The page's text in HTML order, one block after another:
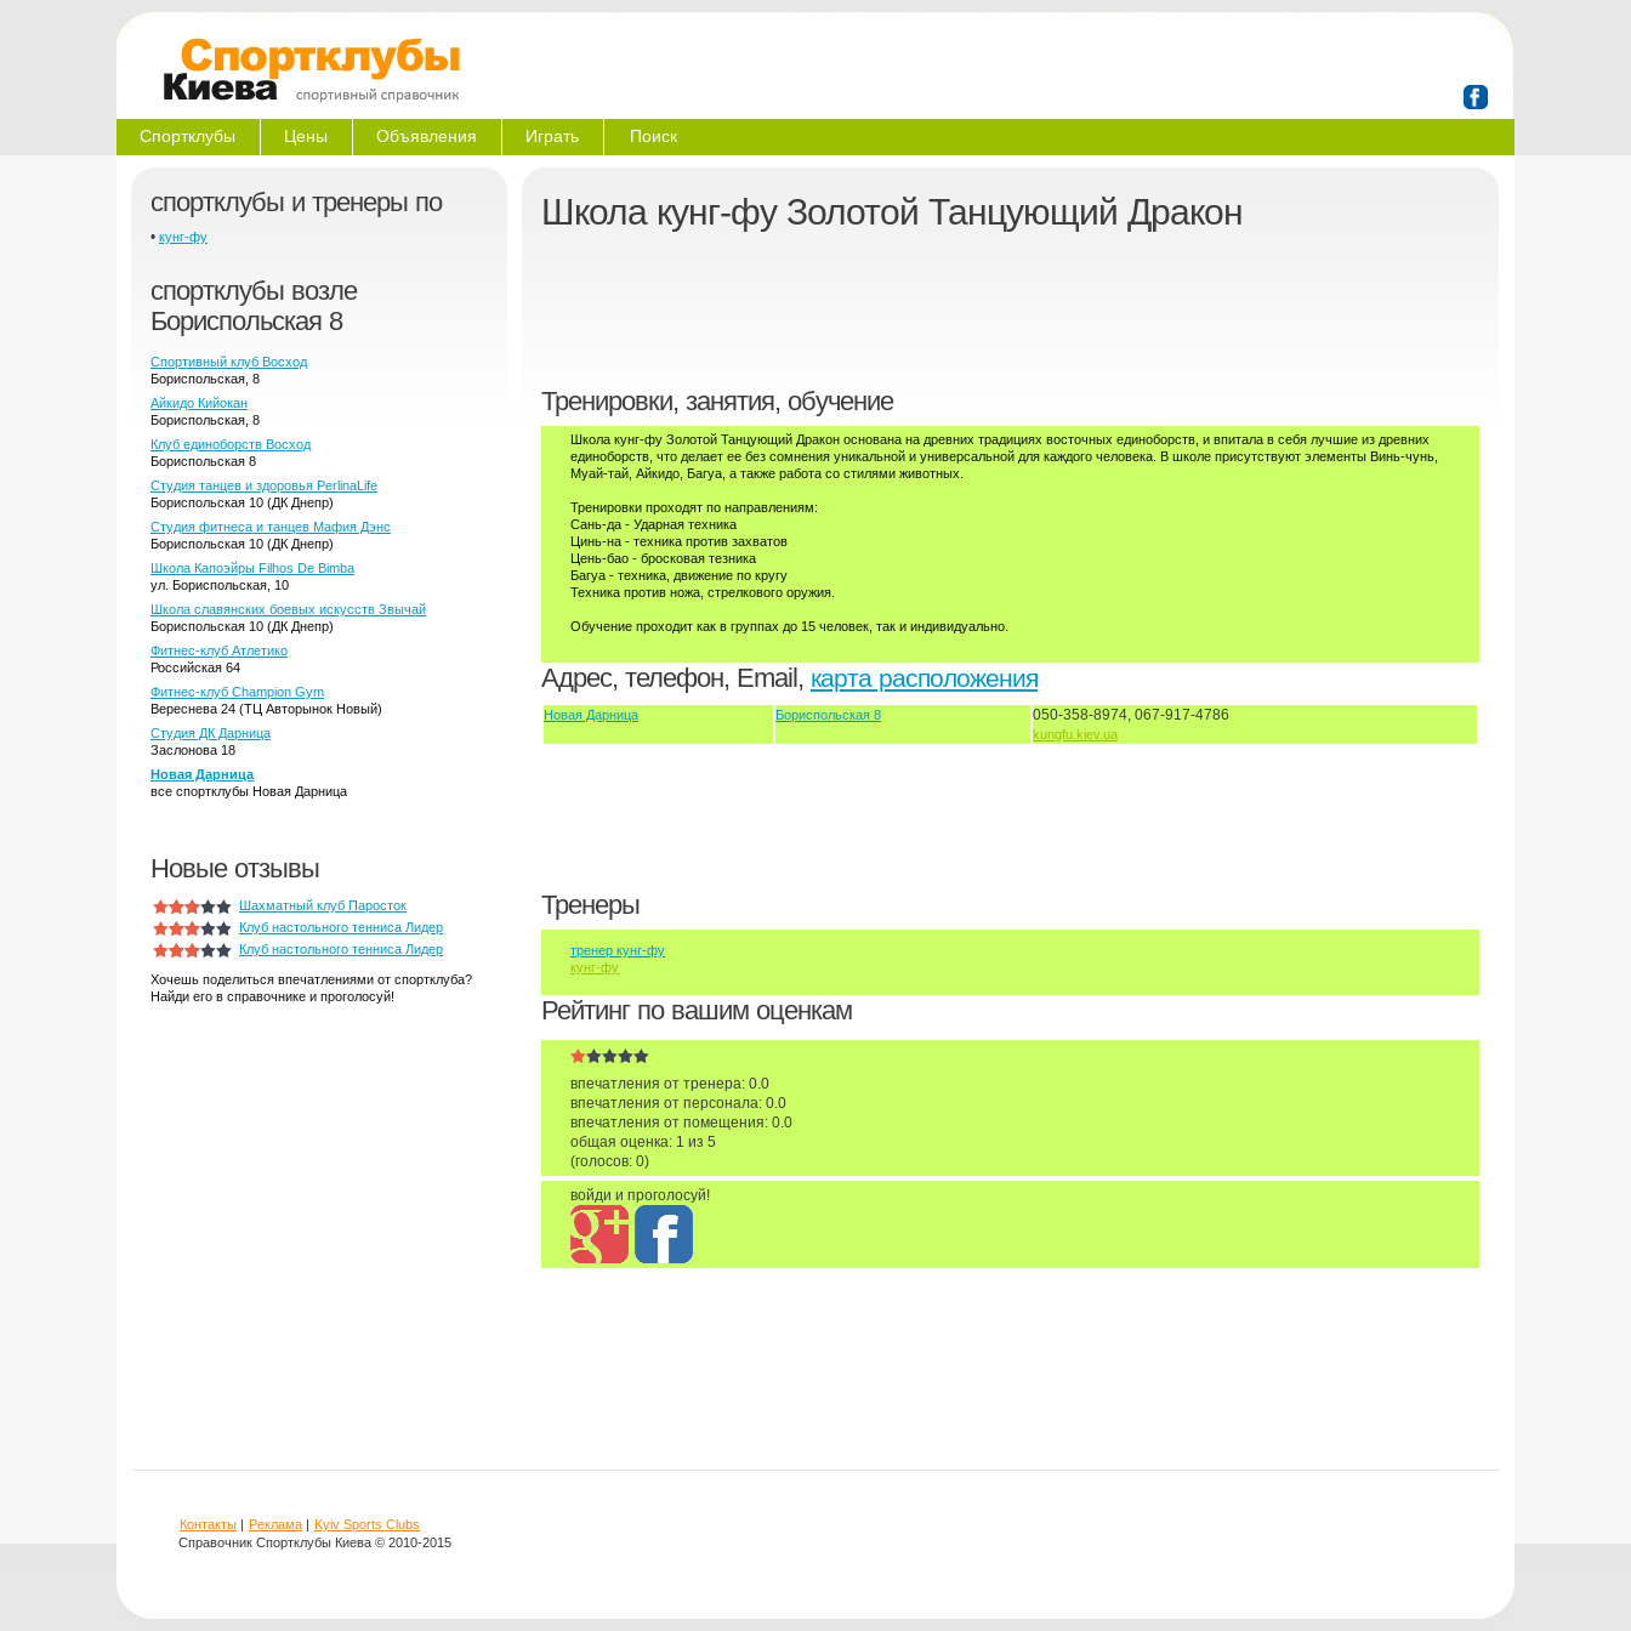
Спортклубы Цены Объявления Играть Поиск
спортклубы и тренеры по
• кунг-фу
спортклубы возле
Бориспольская 8
Спортивный клуб Восход
Бориспольская, 8
Айкидо Кийокан
Бориспольская, 8
Клуб единоборств Восход
Бориспольская 8
Студия танцев и здоровья PerlinaLife
Бориспольская 10 (ДК Днепр)
Студия фитнеса и танцев Мафия Дэнс
Бориспольская 10 (ДК Днепр)
Школа Капоэйры Filhos De Bimba
ул. Бориспольская, 10
Школа славянских боевых искусств Звычай
Бориспольская 10 (ДК Днепр)
Фитнес-клуб Атлетико
Российская 64
Фитнес-клуб Champion Gym
Вереснева 24 (ТЦ Авторынок Новый)
Студия ДК Дарница
Заслонова 18
Новая Дарница
все спортклубы Новая Дарница
Новые отзывы
Шахматный клуб Паросток
Клуб настольного тенниса Лидер
Клуб настольного тенниса Лидер
Хочешь поделиться впечатлениями от спортклуба?
Найди его в справочнике и проголосуй!
Школа кунг-фу Золотой Танцующий Дракон
Тренировки, занятия, обучение
Школа кунг-фу Золотой Танцующий Дракон основана на древних традициях восточных единоборств, и впитала в себя лучшие из древних
единоборств, что делает ее без сомнения уникальной и универсальной для каждого человека. В школе присутствуют элементы Винь-чунь,
Муай-тай, Айкидо, Багуа, а также работа со стилями животных.
Тренировки проходят по направлениям:
Сань-да - Ударная техника
Цинь-на - техника против захватов
Цень-бао - бросковая тезника
Багуа - техника, движение по кругу
Техника против ножа, стрелкового оружия.
Обучение проходит как в группах до 15 человек, так и индивидуально.
Адрес, телефон, Email, карта расположения
Новая Дарница Бориспольская 8 050-358-8974, 067-917-4786
kungfu.kiev.ua
Тренеры
тренер кунг-фу
кунг-фу
Рейтинг по вашим оценкам
впечатления от тренера: 0.0
впечатления от персонала: 0.0
впечатления от помещения: 0.0
общая оценка: 1 из 5
(голосов: 0)
войди и проголосуй!
Контакты | Реклама | Kyiv Sports Clubs
Справочник Спортклубы Киева © 2010-2015